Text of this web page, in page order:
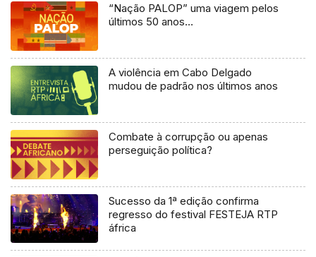
“Nação PALOP” uma viagem pelos
últimos 50 anos…
A violência em Cabo Delgado
mudou de padrão nos últimos anos
Combate à corrupção ou apenas
perseguição política?
Sucesso da 1ª edição confirma
regresso do festival FESTEJA RTP
áfrica